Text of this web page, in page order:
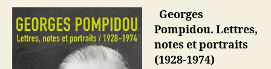
Lettres,
notes
et
portraits
(1928-
Georges
Pompidou. Lettres,
notes et portraits
(1928-1974)